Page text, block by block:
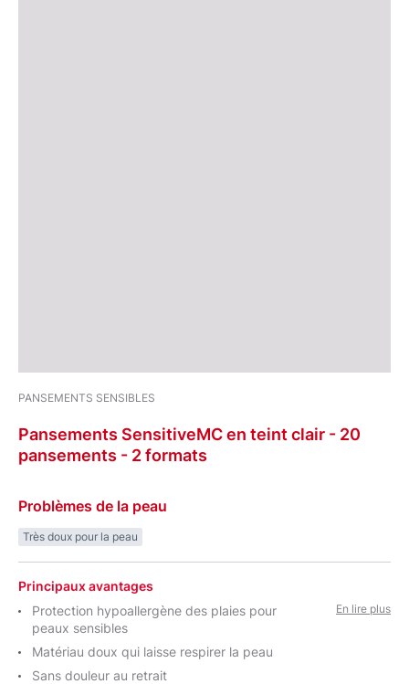
PANSEMENTS SENSIBLES
Pansements SensitiveMCen teint clair - 20
pansements - 2 formats
Problèmes de la peau
Très doux pour la peau
Principaux avantages
Protection hypoallergène des plaies pour
peaux sensibles
Matériau doux qui laisse respirer la peau
Sans douleur au retrait
En lire plus